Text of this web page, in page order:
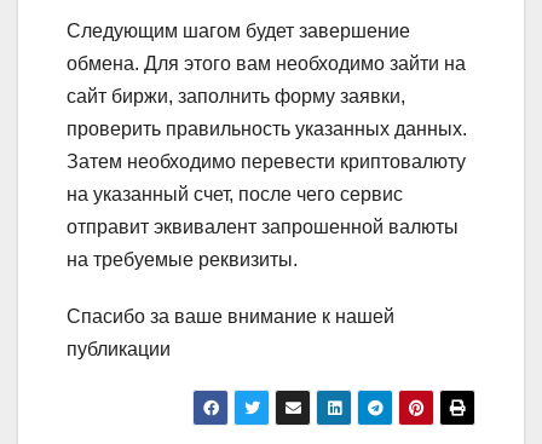
Следующим шагом будет завершение
обмена. Для этого вам необходимо зайти на
сайт биржи, заполнить форму заявки,
проверить правильность указанных данных.
Затем необходимо перевести криптовалюту
на указанный счет, после чего сервис
отправит эквивалент запрошенной валюты
на требуемые реквизиты.
Спасибо за ваше внимание к нашей
публикации